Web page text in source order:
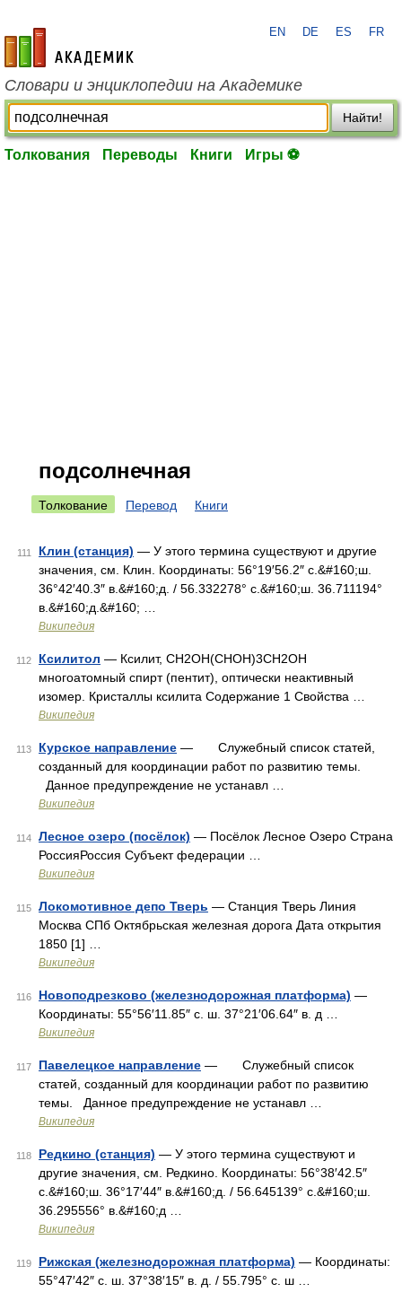
academic.ru
EN DE ES FR
Словари и энциклопедии на Академике
Найти!
Толкования Переводы Книги Игры ⚽
подсолнечная
Толкование Перевод Книги
111 Клин (станция) — У этого термина существуют и другие
значения, см. Клин. Координаты: 56°19′56.2″ с.&#160;ш.
36°42′40.3″ в.&#160;д. / 56.332278° с.&#160;ш. 36.711194°
в.&#160;д.&#160; …
Википедия
112 Ксилитол — Ксилит, CH2OH(CHOH)3CH2OH
многоатомный спирт (пентит), оптически неактивный
изомер. Кристаллы ксилита Содержание 1 Свойства …
Википедия
113 Курское направление — Служебный список статей,
созданный для координации работ по развитию темы.
Данное предупреждение не устанавл …
Википедия
114 Лесное озеро (посёлок) — Посёлок Лесное Озеро Страна
РоссияРоссия Субъект федерации …
Википедия
115 Локомотивное депо Тверь — Станция Тверь Линия
Москва СПб Октябрьская железная дорога Дата открытия
1850 [1] …
Википедия
116 Новоподрезково (железнодорожная платформа) —
Координаты: 55°56′11.85″ с. ш. 37°21′06.64″ в. д …
Википедия
117 Павелецкое направление — Служебный список
статей, созданный для координации работ по развитию
темы. Данное предупреждение не устанавл …
Википедия
118 Редкино (станция) — У этого термина существуют и
другие значения, см. Редкино. Координаты: 56°38′42.5″
с.&#160;ш. 36°17′44″ в.&#160;д. / 56.645139° с.&#160;ш.
36.295556° в.&#160;д …
Википедия
119 Рижская (железнодорожная платформа) — Координаты:
55°47′42″ с. ш. 37°38′15″ в. д. / 55.795° с. ш …